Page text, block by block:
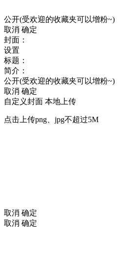
公开(受欢迎的收藏夹可以增粉~)
取消 确定
封面：
设置
标题：
简介：
公开(受欢迎的收藏夹可以增粉~)
取消 确定
自定义封面 本地上传
点击上传png、jpg不超过5M
取消 确定
取消 确定